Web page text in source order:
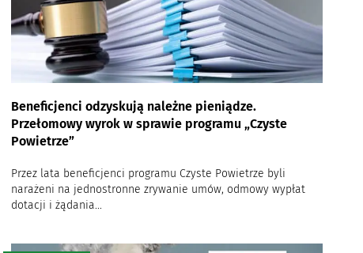
Beneficjenci odzyskują należne pieniądze.
Przełomowy wyrok w sprawie programu „Czyste
Powietrze”
Przez lata beneficjenci programu Czyste Powietrze byli
narażeni na jednostronne zrywanie umów, odmowy wypłat
dotacji i żądania...